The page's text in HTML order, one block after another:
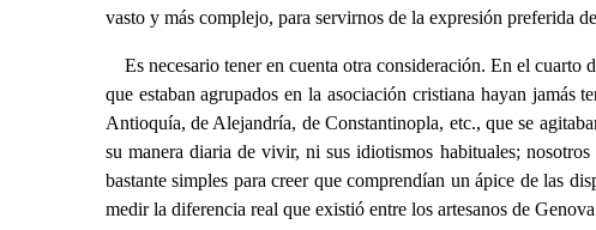
vasto y más complejo, para servirnos de la expresión preferida
Es necesario tener en cuenta otra consideración. En el cuarto
que estaban agrupados en la asociación cristiana hayan
Antioquía, de Alejandría, de Constantinopla, etc., que se
su manera diaria de vivir, ni sus idiotismos habituales;
bastante simples para creer que comprendían un ápice de las
medir la diferencia real que existió entre los artesanos de